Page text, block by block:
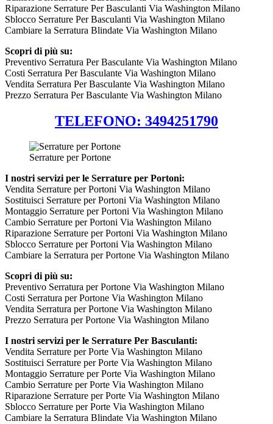
Riparazione Serrature Per Basculanti Via Washington Milano
Sblocco Serrature Per Basculanti Via Washington Milano
Cambiare la Serratura Blindate Via Washington Milano
Scopri di più su:
Preventivo Serratura Per Basculante Via Washington Milano
Costi Serratura Per Basculante Via Washington Milano
Vendita Serratura Per Basculante Via Washington Milano
Prezzo Serratura Per Basculante Via Washington Milano
TELEFONO: 3494251790
Serrature per Portone
I nostri servizi per le Serrature per Portoni:
Vendita Serrature per Portoni Via Washington Milano
Sostituisci Serrature per Portoni Via Washington Milano
Montaggio Serrature per Portoni Via Washington Milano
Cambio Serrature per Portoni Via Washington Milano
Riparazione Serrature per Portoni Via Washington Milano
Sblocco Serrature per Portoni Via Washington Milano
Cambiare la Serratura per Portone Via Washington Milano
Scopri di più su:
Preventivo Serratura per Portone Via Washington Milano
Costi Serratura per Portone Via Washington Milano
Vendita Serratura per Portone Via Washington Milano
Prezzo Serratura per Portone Via Washington Milano
I nostri servizi per le Serrature Per Basculanti:
Vendita Serrature per Porte Via Washington Milano
Sostituisci Serrature per Porte Via Washington Milano
Montaggio Serrature per Porte Via Washington Milano
Cambio Serrature per Porte Via Washington Milano
Riparazione Serrature per Porte Via Washington Milano
Sblocco Serrature per Porte Via Washington Milano
Cambiare la Serratura Blindate Via Washington Milano